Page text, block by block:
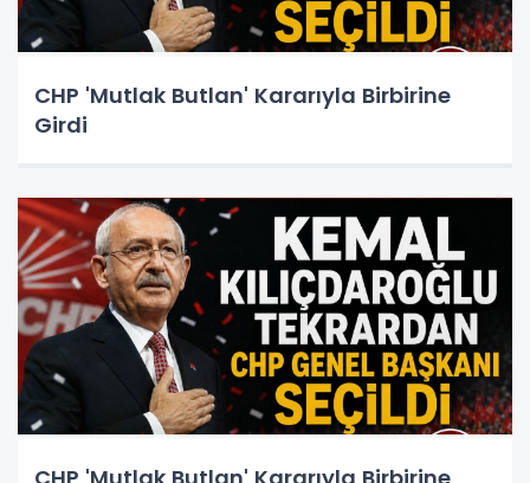
CHP 'Mutlak Butlan' Kararıyla Birbirine
Girdi